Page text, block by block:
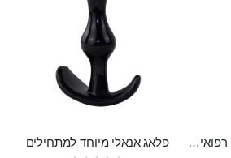
מג'יק וונד נטען מסיליקון רפואי חזק בעל 12 מצבי רטט ו6 מהירויות שונות ROMI פלאג אנאלי מיוחד למתחילים